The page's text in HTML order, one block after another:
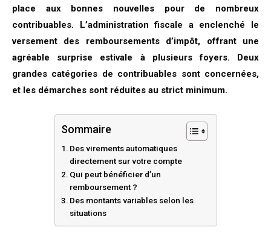
place aux bonnes nouvelles pour de nombreux
contribuables. L’administration fiscale a enclenché le
versement des remboursements d’impôt, offrant une
agréable surprise estivale à plusieurs foyers. Deux
grandes catégories de contribuables sont concernées,
et les démarches sont réduites au strict minimum.
Sommaire
Des virements automatiques
directement sur votre compte
Qui peut bénéficier d’un
remboursement ?
Des montants variables selon les
situations